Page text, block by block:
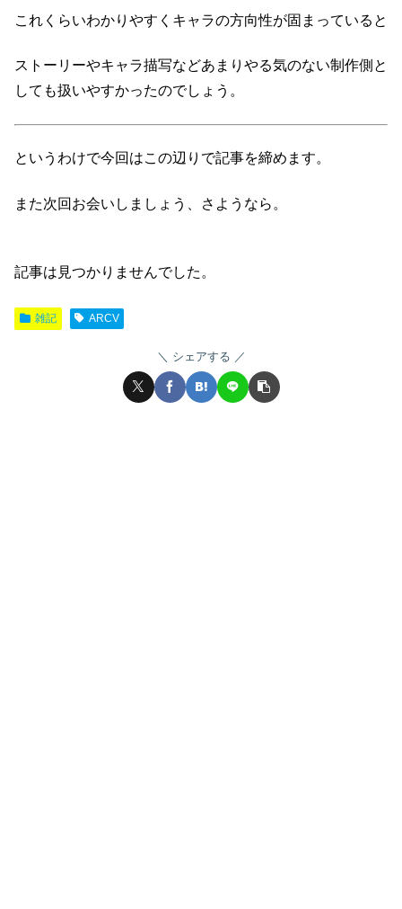
これくらいわかりやすくキャラの方向性が固まっていると
ストーリーやキャラ描写などあまりやる気のない制作側と
しても扱いやすかったのでしょう。
というわけで今回はこの辺りで記事を締めます。
また次回お会いしましょう、さようなら。
記事は見つかりませんでした。
雑記 ARCV
シェアする